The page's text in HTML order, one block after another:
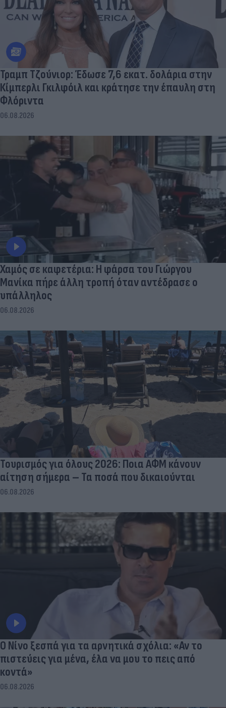
Τραμπ Τζούνιορ: Έδωσε 7,6 εκατ. δολάρια στην
Κίμπερλι Γκιλφόιλ και κράτησε την έπαυλη στη
Φλόριντα
06.08.2026
Χαμός σε καφετέρια: Η φάρσα του Γιώργου
Μανίκα πήρε άλλη τροπή όταν αντέδρασε ο
υπάλληλος
06.08.2026
Τουρισμός για όλους 2026: Ποια ΑΦΜ κάνουν
αίτηση σήμερα – Τα ποσά που δικαιούνται
06.08.2026
Ο Νίνο ξεσπά για τα αρνητικά σχόλια: «Αν το
πιστεύεις για μένα, έλα να μου το πεις από
κοντά»
06.08.2026